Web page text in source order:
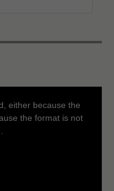
either because the
the format is not